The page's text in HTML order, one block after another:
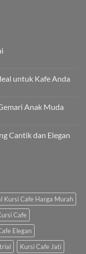
untuk Kafe Anda
Anak Muda
Cantik dan Elegan
Kursi Cafe Harga Murah
Cafe
Elegan
Kursi Cafe Jati